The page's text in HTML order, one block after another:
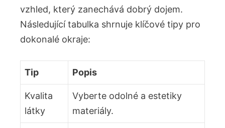
vzhled, který zanechává dobrý dojem.
Následující tabulka shrnuje klíčové tipy pro
dokonalé okraje:
Tip Popis
Kvalita
látky
Vyberte odolné a estetiky
materiály.